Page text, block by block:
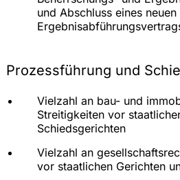
Emodrom bei Errichtung
Porsche Experience
Projektentwickler bei der
Logistikzentrums sowie
Projektentwickler im
Errichtung und Vermietung
Seniorendomizils und eines
auf ehemaligem US-
Immobilieninvestor bei der
und Abschluss eines neuen
Prozessführung und
Vielzahl an bau- und
Streitigkeiten vor
Schiedsgerichten
Vielzahl an
vor staatlichen Gerichten